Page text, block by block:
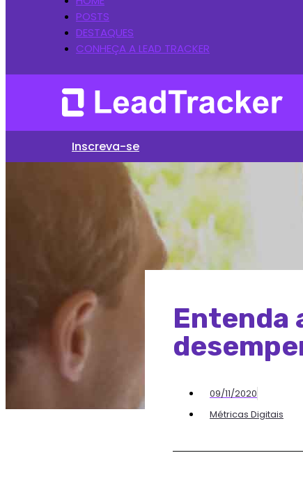
POSTS
DESTAQUES
CONHEÇA A LEAD TRACKER
Inscreva-se
Entenda
09/11/2020
Métricas Digitais